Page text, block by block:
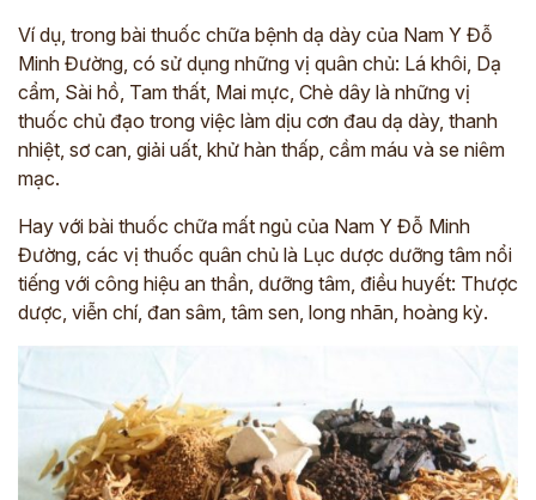
Ví dụ, trong bài thuốc chữa bệnh dạ dày của Nam Y Đỗ
Minh Đường, có sử dụng những vị quân chủ: Lá khôi, Dạ
cẩm, Sài hồ, Tam thất, Mai mực, Chè dây là những vị
thuốc chủ đạo trong việc làm dịu cơn đau dạ dày, thanh
nhiệt, sơ can, giải uất, khử hàn thấp, cầm máu và se niêm
mạc.
Hay với bài thuốc chữa mất ngủ của Nam Y Đỗ Minh
Đường, các vị thuốc quân chủ là Lục dược dưỡng tâm nổi
tiếng với công hiệu an thần, dưỡng tâm, điều huyết: Thược
dược, viễn chí, đan sâm, tâm sen, long nhãn, hoàng kỳ.